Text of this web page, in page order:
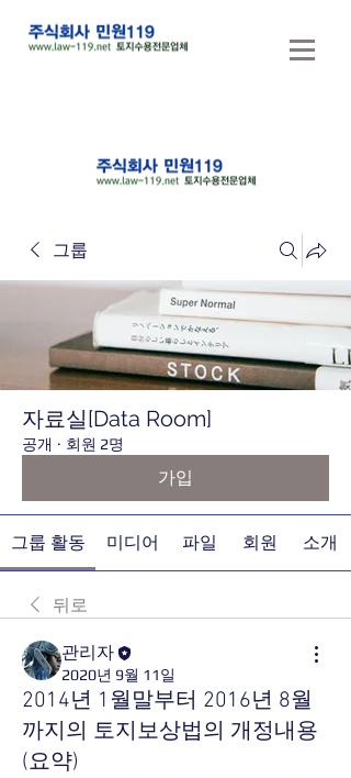
그룹
자료실[Data Room]
공개 · 회원 2명
가입
그룹 활동 미디어 파일 회원 소개
뒤로
관리자
2020년 9월 11일
2014년 1월말부터 2016년 8월
까지의 토지보상법의 개정내용
(요약)